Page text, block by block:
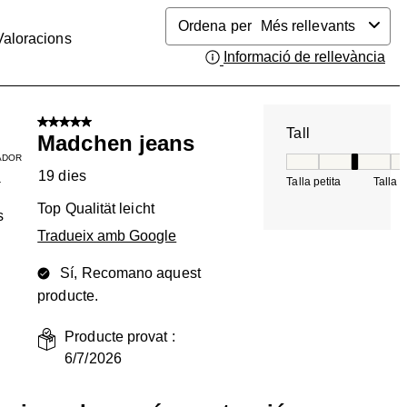
Ordena per
Més rellevants
Informació de rellevància
5 de 5 estrelles.
Madchen jeans
19 dies
Top Qualität leicht
Tradueix amb Google
Sí, Recomano aquest
producte.
Producte provat :
6/7/2026
Tall
Talla petita Talla